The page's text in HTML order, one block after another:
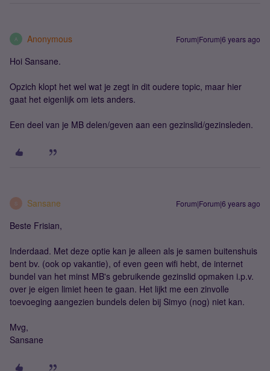
A Anonymous Forum|Forum|6 years ago
Hoi Sansane.
Opzich klopt het wel wat je zegt in dit oudere topic, maar hier
gaat het eigenlijk om iets anders.
Een deel van je MB delen/geven aan een gezinslid/gezinsleden.
S Sansane Forum|Forum|6 years ago
Beste Frisian,
Inderdaad. Met deze optie kan je alleen als je samen buitenshuis
bent bv. (ook op vakantie), of even geen wifi hebt, de internet
bundel van het minst MB's gebruikende gezinslid opmaken i.p.v.
over je eigen limiet heen te gaan. Het lijkt me een zinvolle
toevoeging aangezien bundels delen bij Simyo (nog) niet kan.
Mvg,
Sansane